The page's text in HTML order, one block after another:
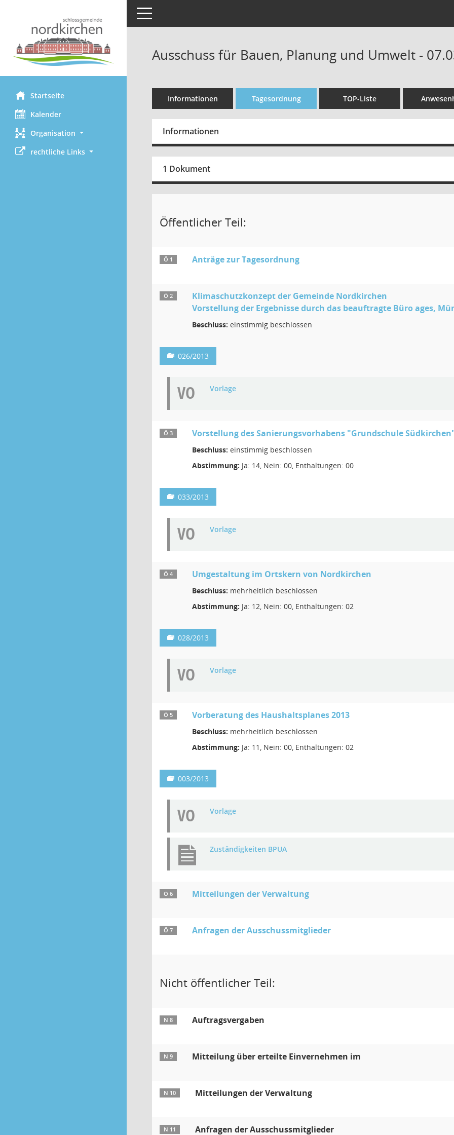
Startseite
Kalender
Organisation
rechtliche Links
Toggle navigation
Ausschuss für Bauen, Planung und Umwelt -
Informationen Tagesordnung TOP-Liste
Informationen
1 Dokument
Öffentlicher Teil:
Ö 1 Anträge zur Tagesordnung
Ö 2
Klimaschutzkonzept der Gemeinde Nordkirchen
Vorstellung der Ergebnisse durch das beauftragte Büro ages,
Beschluss: einstimmig beschlossen
026/2013
VO Vorlage
Ö 3 Vorstellung des Sanierungsvorhabens "Grundschule
Beschluss: einstimmig beschlossen
Abstimmung: Ja: 14, Nein: 00, Enthaltungen: 00
033/2013
VO Vorlage
Ö 4 Umgestaltung im Ortskern von Nordkirchen
Beschluss: mehrheitlich beschlossen
Abstimmung: Ja: 12, Nein: 00, Enthaltungen: 02
028/2013
VO Vorlage
Ö 5 Vorberatung des Haushaltsplanes 2013
Beschluss: mehrheitlich beschlossen
Abstimmung: Ja: 11, Nein: 00, Enthaltungen: 02
003/2013
VO Vorlage
Zuständigkeiten BPUA
Ö 6 Mitteilungen der Verwaltung
Ö 7 Anfragen der Ausschussmitglieder
Nicht öffentlicher Teil:
N 8 Auftragsvergaben
N 9 Mitteilung über erteilte Einvernehmen im
N 10 Mitteilungen der Verwaltung
N 11 Anfragen der Ausschussmitglieder